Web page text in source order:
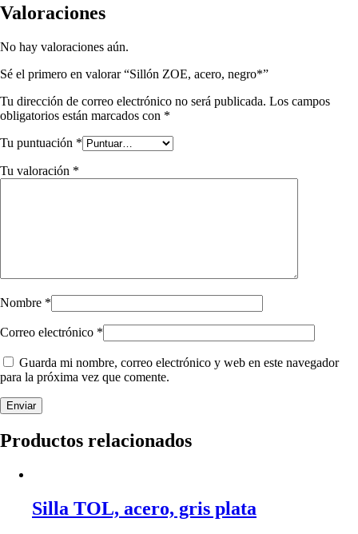
Valoraciones
No hay valoraciones aún.
Sé el primero en valorar “Sillón ZOE, acero, negro*”
Tu dirección de correo electrónico no será publicada. Los campos
obligatorios están marcados con *
Tu puntuación *
Tu valoración *
Nombre *
Correo electrónico *
Guarda mi nombre, correo electrónico y web en este navegador
para la próxima vez que comente.
Productos relacionados
Silla TOL, acero, gris plata